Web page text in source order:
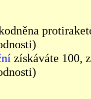
získáváte 100,